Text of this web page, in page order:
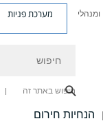
מערכת פניות
חיפוש באתר זה
| הנחיות חירום